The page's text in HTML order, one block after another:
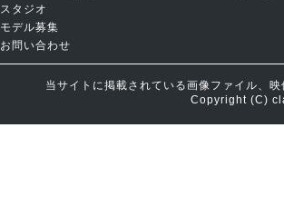
スタジオ
モデル募集
お問い合わせ
当サイトに掲載されている画像ファイル、
Copyright (C)